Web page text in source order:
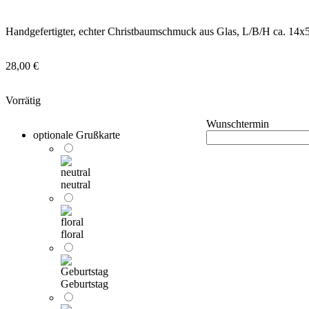
Handgefertigter, echter Christbaumschmuck aus Glas, L/B/H ca.
28,00 €
Vorrätig
optionale Grußkarte
neutral
floral
Geburtstag
Wunschtermin